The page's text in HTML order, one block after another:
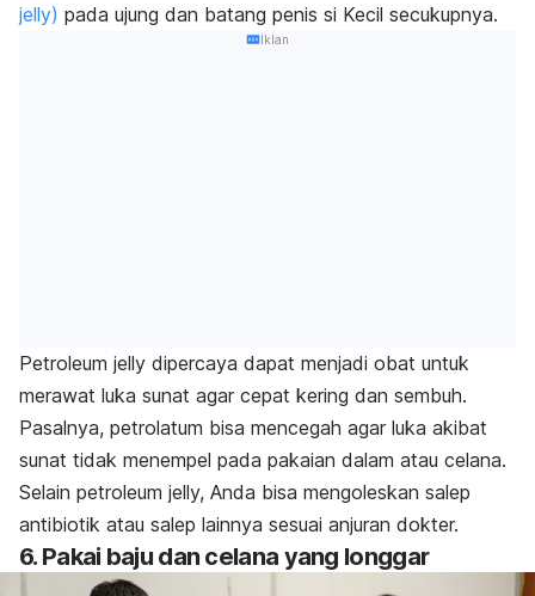
jelly) pada ujung dan batang penis si Kecil secukupnya.
Iklan
Petroleum jelly dipercaya dapat menjadi obat untuk
merawat luka sunat agar cepat kering dan sembuh.
Pasalnya, petrolatum bisa mencegah agar luka akibat
sunat tidak menempel pada pakaian dalam atau celana.
Selain petroleum jelly, Anda bisa mengoleskan salep
antibiotik atau salep lainnya sesuai anjuran dokter.
6. Pakai baju dan celana yang longgar